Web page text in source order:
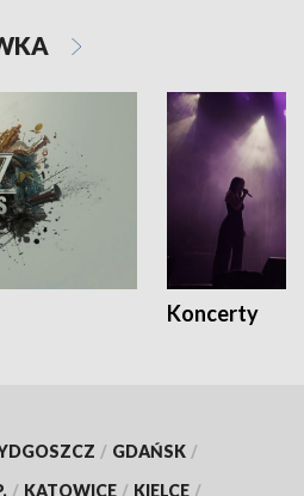
Koncerty
/ GDAŃSK /
/ KATOWICE / KIELCE /